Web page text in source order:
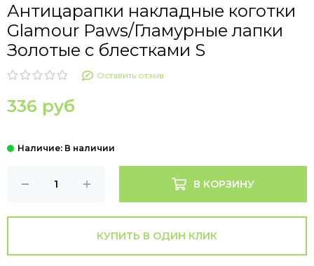
Антицарапки накладные коготки
Glamour Paws/Гламурные лапки
Золотые с блестками S
Оставить отзыв
336 руб
В КОРЗИНУ
КУПИТЬ В ОДИН КЛИК